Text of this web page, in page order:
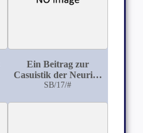
Ein Beitrag zur
Casuistik der Neuritis
multiplex alcoholica
SB/17/#